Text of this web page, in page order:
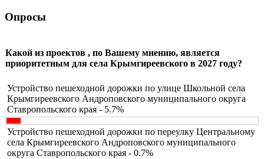
Опросы
Какой из проектов , по Вашему мнению, является
приоритетным для села Крымгиреевского в 2027 году?
Устройство пешеходной дорожки по улице Школьной села
Крымгиреевского Андроповского муниципального округа
Ставропольского края - 5.7%
Устройство пешеходной дорожки по переулку Центральному
села Крымгиреевского Андроповского муниципального
округа Ставропольского края - 0.7%